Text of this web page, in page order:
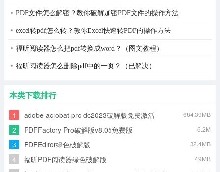
PDF文件怎么解密？教你破解加密PDF文件的操作方法
excel转pdf怎么转？教你Excel快速转PDF的操作方法
福昕阅读器怎么把pdf转换成word？（图文教程）
福昕阅读器怎么删除pdf中的一页？（已解决）
本类下载排行
1
adobe acrobat pro dc2023破解版免费激活
v2023.001.20064破解版
684.39MB
2 PDFFactory Pro破解版v8.05免费版 6.2M
3 PDFEditor绿色破解版 32.4MB
4 福昕PDF阅读器绿色破解版 49MB